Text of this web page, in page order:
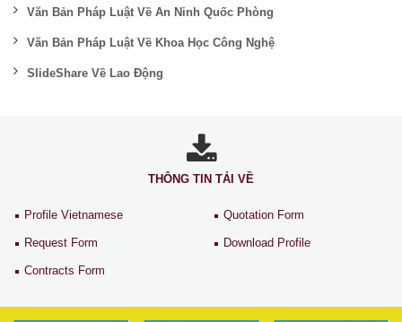
Văn Bản Pháp Luật Về An Ninh Quốc Phòng
Văn Bản Pháp Luật Về Khoa Học Công Nghệ
SlideShare Về Lao Động
THÔNG TIN TẢI VỀ
Profile Vietnamese Quotation Form
Request Form Download Profile
Contracts Form